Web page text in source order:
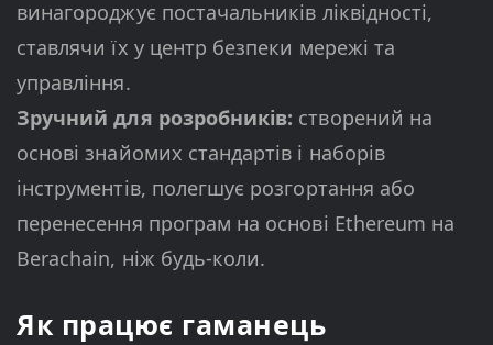
винагороджує постачальників ліквідності,
ставлячи їх у центр безпеки мережі та
управління.
Зручний для розробників: створений на
основі знайомих стандартів і наборів
інструментів, полегшує розгортання або
перенесення програм на основі Ethereum на
Berachain, ніж будь-коли.
Як працює гаманець